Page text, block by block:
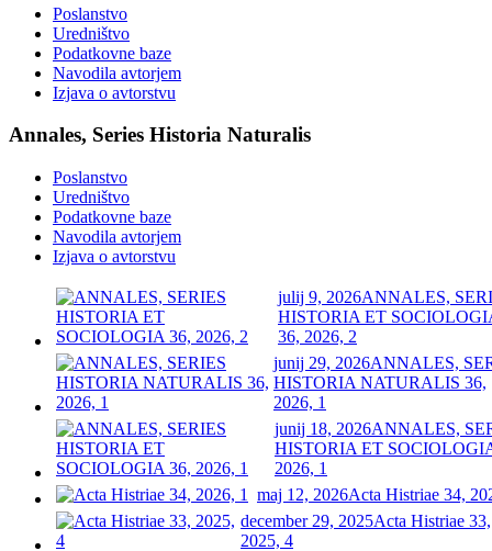
Poslanstvo
Uredništvo
Podatkovne baze
Navodila avtorjem
Izjava o avtorstvu
Annales, Series Historia Naturalis
Poslanstvo
Uredništvo
Podatkovne baze
Navodila avtorjem
Izjava o avtorstvu
julij 9, 2026ANNALES,
HISTORIA ET
36, 2026, 2
junij 29, 2026ANNALES,
HISTORIA NATURALIS 36,
2026, 1
junij 18, 2026ANNALES,
HISTORIA ET
2026, 1
maj 12, 2026Acta Histriae 34,
december 29, 2025Acta Histriae 33,
2025, 4